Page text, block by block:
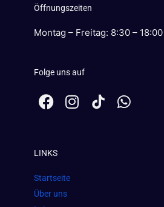
Öffnungszeiten
Montag – Freitag: 8:30 –
Folge uns auf
F
a
b
o
o
k
I
n
W
h
LINKS
Startseite
Über uns